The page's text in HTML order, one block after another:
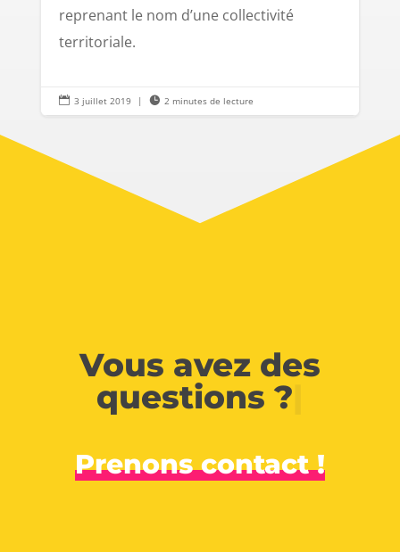
reprenant le nom d’une collectivité
territoriale.
 3 juillet 2019 |  2 minutes de lecture
Vous avez des
questions ?
Prenons contact !